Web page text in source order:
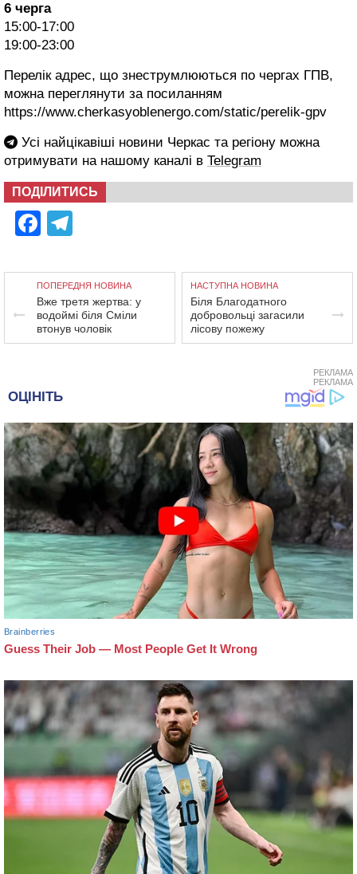
6 черга
15:00-17:00
19:00-23:00
Перелік адрес, що знеструмлюються по чергах ГПВ,
можна переглянути за посиланням
https://www.cherkasyoblenergo.com/static/perelik-gpv
Усі найцікавіші новини Черкас та регіону можна
отримувати на нашому каналі в Telegram
ПОДІЛИТИСЬ
Facebook
ПОПЕРЕДНЯ НОВИНА
Вже третя жертва: у
водоймі біля Сміли
втонув чоловік
НАСТУПНА НОВИНА
Біля Благодатного
добровольці загасили
лісову пожежу
РЕКЛАМА
РЕКЛАМА